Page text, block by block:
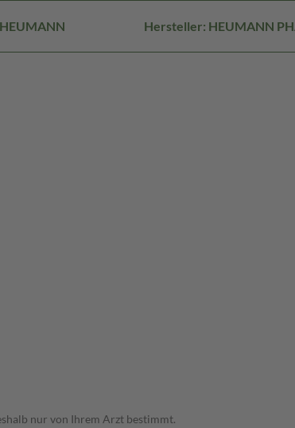
Hersteller: HEUMANN
nur von Ihrem Arzt bestimmt.